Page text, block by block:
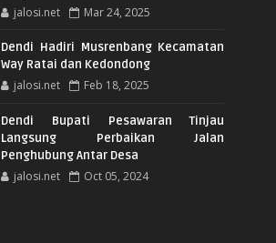
jalosi.net Mar 24, 2025
Dendi Hadiri Musrenbang Kecamatan
Way Ratai dan Kedondong
jalosi.net Feb 18, 2025
Dendi Bupati Pesawaran Tinjau
Langsung Perbaikan Jalan
Penghubung Antar Desa
jalosi.net Oct 05, 2024